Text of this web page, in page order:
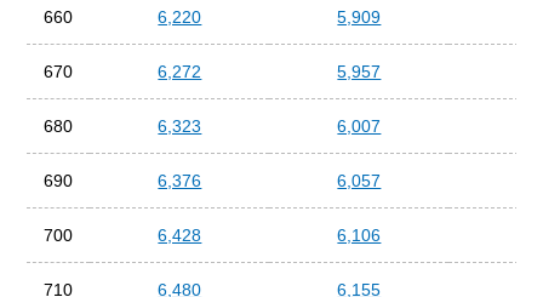
660 6,220 5,909
670 6,272 5,957
680 6,323 6,007
690 6,376 6,057
700 6,428 6,106
710 6,480 6,155